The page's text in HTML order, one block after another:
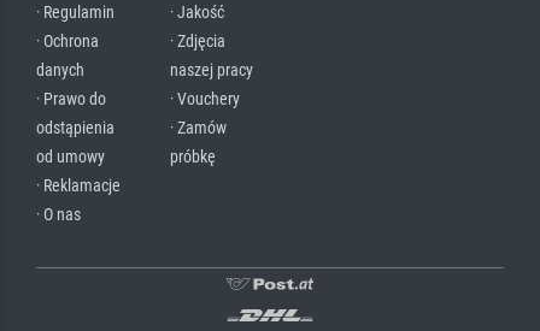
· Regulamin
· Ochrona
danych
· Prawo do
odstąpienia
od umowy
· Reklamacje
· O nas
· Jakość
· Zdjęcia
naszej pracy
· Vouchery
· Zamów
próbkę